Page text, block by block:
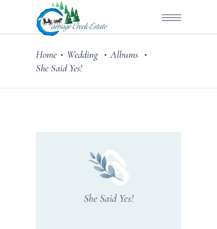
Home • Wedding •Albums •
She Said Yes!
She Said Yes!